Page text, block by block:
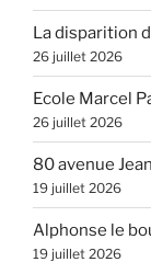
La disparition
26 juillet 2026
Ecole Marcel
26 juillet 2026
80 avenue
19 juillet 2026
Alphonse le
19 juillet 2026